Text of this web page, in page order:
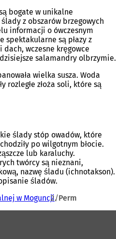
bogate w unikalne
z obszarów brzegowych
informacji o ówczesnym
spektakularne są płazy z
wczesne kręgowce
salamandry olbrzymie.
wielka susza. Woda
rozległe złoża soli, które są
ślady stóp owadów, które
po wilgotnym błocie.
lub karaluchy.
twórcy są nieznani,
nazwę śladu (ichnotakson).
śladów.
w Moguncji Perm